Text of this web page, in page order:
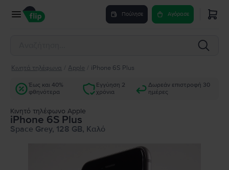
Πούλησε Αγόρασε
Κινητά τηλέφωνα Apple iPhone 6S Plus
Έως και 40%
φθηνότερα
Εγγύηση 2
χρόνια
Δωρεάν επιστροφή 30
ημέρες
Κινητό τηλέφωνο Apple
iPhone 6S Plus
Space Grey, 128 GB, Καλό